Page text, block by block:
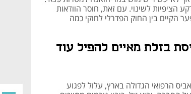
הציפיות לשינוי. עם זאת, חוסר הוודאות
הקיים בין החוק הפדרלי לחוקי כמה
בזלת מאיים להפיל עוד
הרפואי הגדולה בארץ, עלול לפגוע